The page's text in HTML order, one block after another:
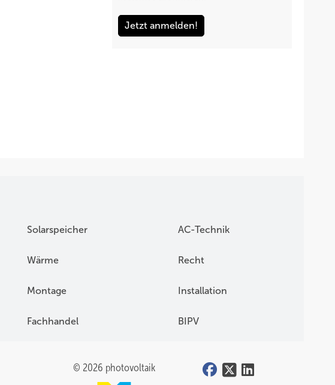
Jetzt anmelden!
Solarspeicher AC-Technik
Wärme Recht
Montage Installation
Fachhandel BIPV
© 2026 photovoltaik